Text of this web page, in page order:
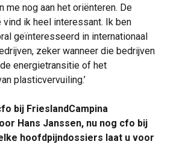
me nog aan het oriënteren. De
vind ik heel interessant. Ik ben
geïnteresseerd in internationaal
zeker wanneer die bedrijven
energietransitie of het
plasticvervuiling.’
bij FrieslandCampina
Hans Janssen, nu nog cfo bij
hoofdpijndossiers laat u voor